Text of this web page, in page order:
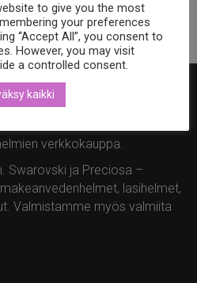
18x13mm (44)
verkkokauppa.
Swarovski ja Preciosa –
lasihelmet,
Valmistamme myös valmiita
to give you the most
your preferences
“Accept All”, you consent to
However, you may visit
a controlled consent.
kaikki